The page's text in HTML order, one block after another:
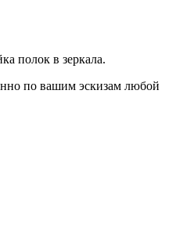
полок в зеркала.
по вашим эскизам любой